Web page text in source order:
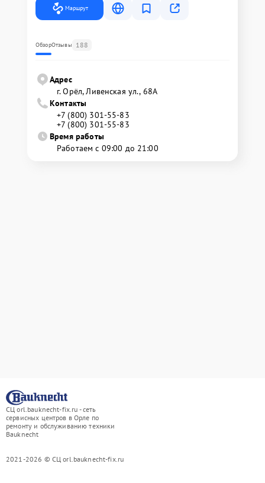
Маршрут
ОбзорОтзывы 188
Адрес
г. Орёл, Ливенская ул., 68А
Контакты
+7 (800) 301-55-83
+7 (800) 301-55-83
Время работы
Работаем с 09:00 до 21:00
СЦ orl.bauknecht-fix.ru - сеть
сервисных центров в Орле по
ремонту и обслуживанию техники
Bauknecht
2021-2026 © СЦ orl.bauknecht-fix.ru